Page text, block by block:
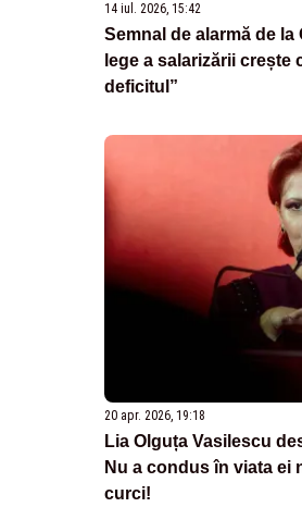
14 iul. 2026, 15:42
Semnal de alarmă de
lege a salarizării
deficitul”
20 apr. 2026, 19:18
Lia Olguța Vasilescu
Nu a condus în viata ei
curci!